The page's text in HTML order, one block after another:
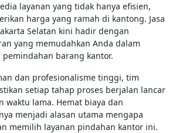
layanan yang tidak hanya efisien,
harga yang ramah di kantong. Jasa
Selatan kini hadir dengan
yang memudahkan Anda dalam
pemindahan barang kantor.
dan profesionalisme tinggi, tim
setiap tahap proses berjalan lancar
waktu lama. Hemat biaya dan
menjadi alasan utama mengapa
memilih layanan pindahan kantor ini.